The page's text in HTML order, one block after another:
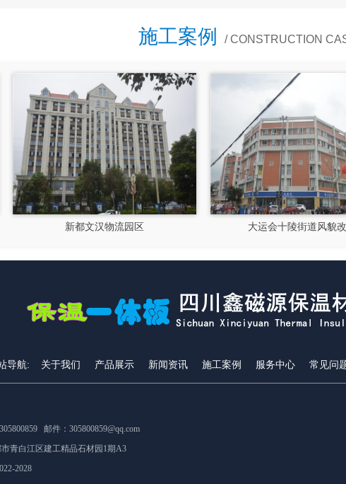
施工案例 / CONSTRUCTION
大运会十陵街道风貌改造 隆昌
导航: 关于我们 产品展示 新闻资讯 施工案例 服务中心 常见问
邮件：305800859@qq.com
市青白江区建工精品石材园1期A3
2028